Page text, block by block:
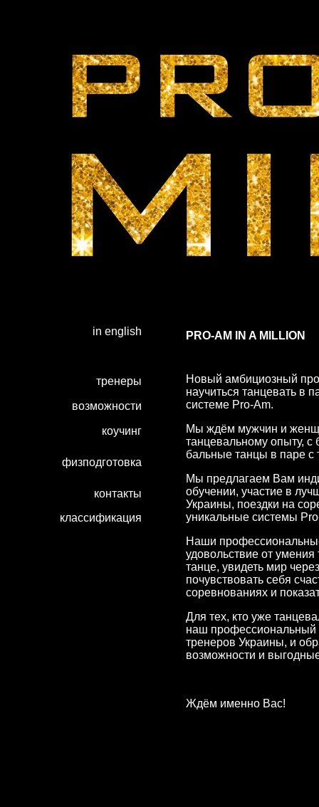
in english
тренеры
возможности
коучинг
физподготовка
контакты
классификация
PRO-AM IN A MILLION
Новый амбициозный
научиться танцевать в
системе Pro-Am.
Мы ждём мужчин и
танцевальному опыту,
бальные танцы в паре
Мы предлагаем Вам
обучении, участие в
Украины, поездки на
уникальные системы
Наши
удовольствие от умения
танце, увидеть мир
почувствовать себя
соревнованиях и
Для тех, кто уже
наш профессиональный
тренеров Украины, и
возможности и
Ждём именно Вас!